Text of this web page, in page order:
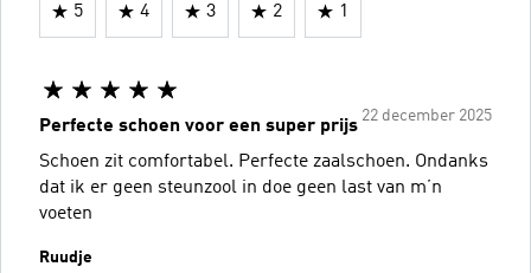
5 4 3 2 1
22 december 2025
Perfecte schoen voor een super prijs
Schoen zit comfortabel. Perfecte zaalschoen. Ondanks
dat ik er geen steunzool in doe geen last van m’n
voeten
Ruudje